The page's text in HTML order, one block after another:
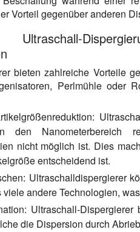
Vorteil gegenüber anderen
bieten zahlreiche Vorteile
Perlmühle oder
den Nanometerbereich
nicht möglich ist. Dies
entscheidend ist.
Ultraschalldispergierer
andere Technologien,
Ultraschall-
die Dispersion durch